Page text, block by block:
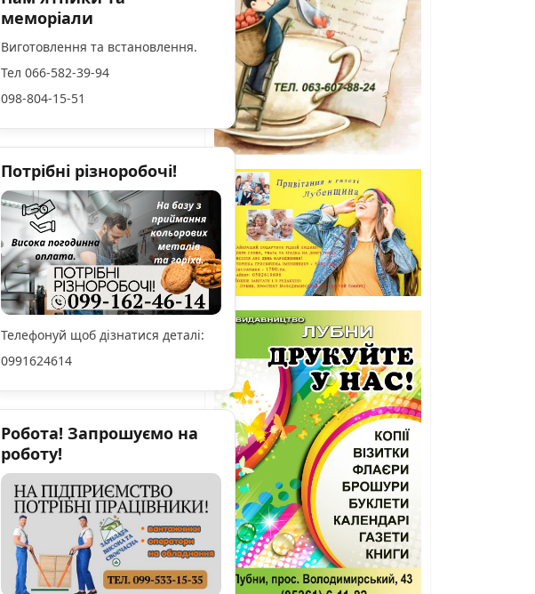
меморіали
Виготовлення та встановлення.
Тел 066-582-39-94
098-804-15-51
Потрібні різноробочі!
Телефонуй щоб дізнатися деталі:
0991624614
Робота! Запрошуємо на
роботу!